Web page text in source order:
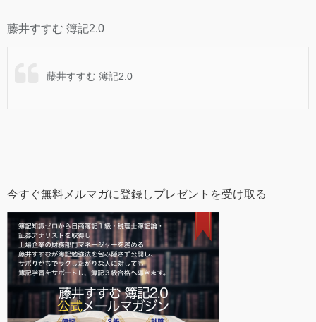
藤井すすむ 簿記2.0
藤井すすむ 簿記2.0
今すぐ無料メルマガに登録しプレゼントを受け取る